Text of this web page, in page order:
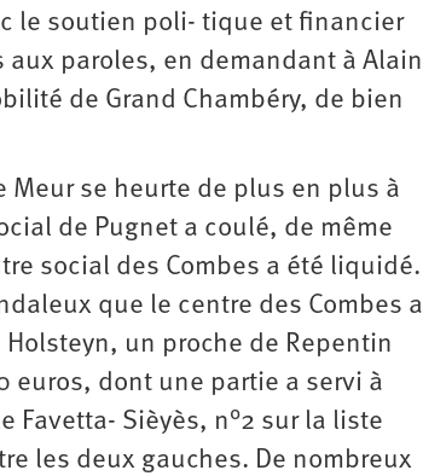
le soutien poli- tique et financier
aux paroles, en demandant à Alain
de Grand Chambéry, de bien
se heurte de plus en plus à
de Pugnet a coulé, de même
social des Combes a été liquidé.
que le centre des Combes a
un proche de Repentin
euros, dont une partie a servi à
Sièyès, n°2 sur la liste
les deux gauches. De nombreux